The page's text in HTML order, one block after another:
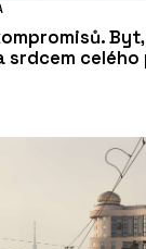
srdcem